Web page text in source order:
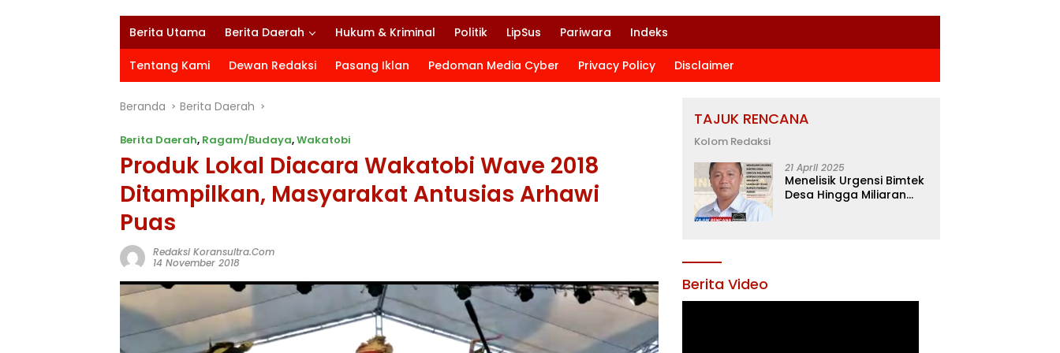
Berita Utama Berita Daerah Hukum & Kriminal Politik LipSus Pariwara Indeks
Tentang Kami Dewan Redaksi Pasang Iklan Pedoman Media Cyber Privacy Policy Disclaimer
Beranda Berita Daerah
Berita Daerah, Ragam/Budaya,Wakatobi
Produk Lokal Diacara Wakatobi Wave 2018
Ditampilkan, Masyarakat Antusias Arhawi
Puas
Redaksi Koransultra.com
14 November 2018
TAJUK RENCANA
Kolom Redaksi
21 April 2025
Menelisik Urgensi Bimtek
Desa Hingga Miliaran
Berita Video